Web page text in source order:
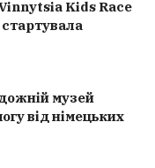
Kids Race
стартувала
музей
від німецьких